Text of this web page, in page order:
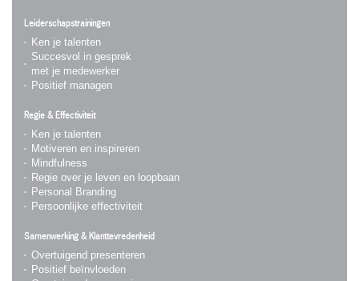
Leiderschapstrainingen
Ken je talenten
Succesvol in gesprek
met je medewerker
Positief managen
Regie & Effectiviteit
Ken je talenten
Motiveren en inspireren
Mindfulness
Regie over je leven en loopbaan
Personal Branding
Persoonlijke effectiviteit
Samenwerking & Klanttevredenheid
Overtuigend presenteren
Positief beïnvloeden